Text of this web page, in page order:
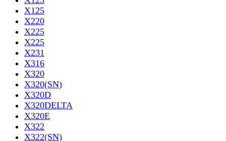
X125
X220
X225
X225
X231
X316
X320
X320(SN)
X320D
X320DELTA
X320E
X322
X322(SN)